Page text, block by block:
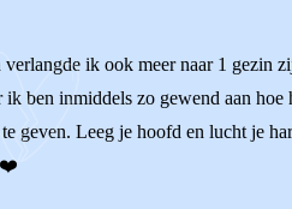
ik ook meer naar 1 gezin
ben inmiddels zo gewend aan hoe
geven. Leeg je hoofd en lucht je
❤️